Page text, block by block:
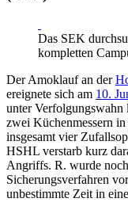
Das SEK
kompletten
Der Amoklauf an der
ereignete sich am 10.
unter Verfolgungswahn
zwei Küchenmessern
insgesamt vier
HSHL verstarb kurz
Angriffs. R. wurde
Sicherungsverfahren
unbestimmte Zeit in